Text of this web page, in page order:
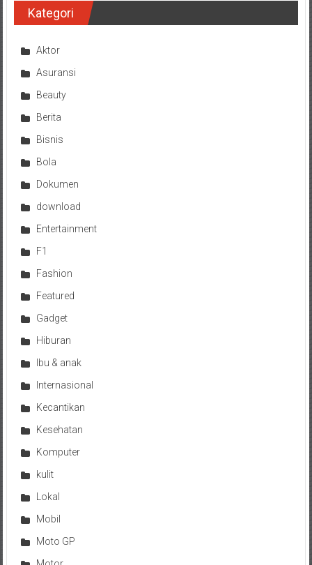
Kategori
Aktor
Asuransi
Beauty
Berita
Bisnis
Bola
Dokumen
download
Entertainment
F1
Fashion
Featured
Gadget
Hiburan
Ibu & anak
Internasional
Kecantikan
Kesehatan
Komputer
kulit
Lokal
Mobil
Moto GP